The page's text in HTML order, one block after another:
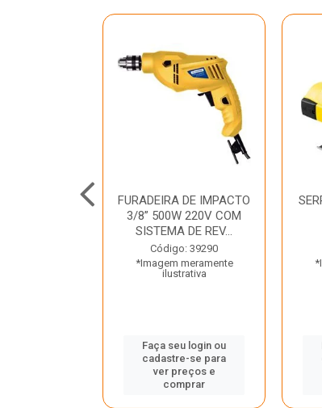
FURADEIRA DE IMPACTO
3/8” 500W 220V COM
SISTEMA DE REV...
Código: 39290
*Imagem meramente
ilustrativa
Faça seu login ou
cadastre-se para
ver preços e
comprar